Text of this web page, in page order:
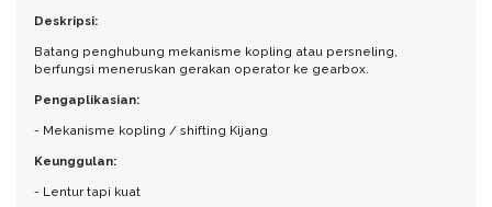
Deskripsi:
Batang penghubung mekanisme kopling atau persneling,
berfungsi meneruskan gerakan operator ke gearbox.
Pengaplikasian:
- Mekanisme kopling / shifting Kijang
Keunggulan:
- Lentur tapi kuat